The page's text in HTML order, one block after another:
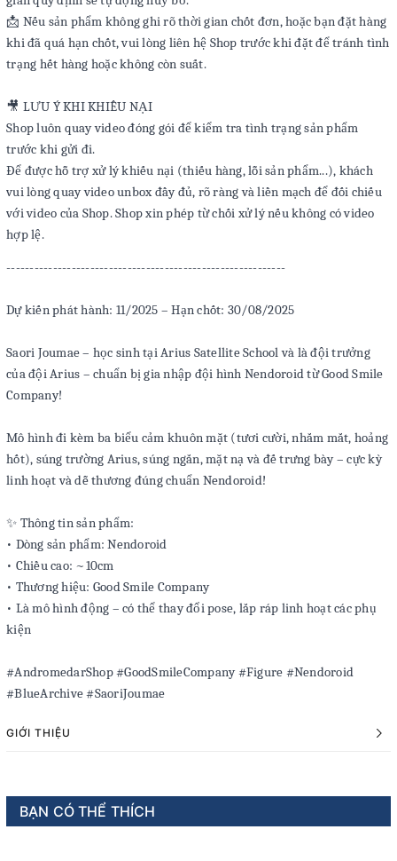
📩 Nếu sản phẩm không ghi rõ thời gian chốt đơn, hoặc bạn đặt hàng
khi đã quá hạn chốt, vui lòng liên hệ Shop trước khi đặt để tránh tình
trạng hết hàng hoặc không còn suất.
🎥 LƯU Ý KHI KHIẾU NẠI
Shop luôn quay video đóng gói để kiểm tra tình trạng sản phẩm
trước khi gửi đi.
Để được hỗ trợ xử lý khiếu nại (thiếu hàng, lỗi sản phẩm...), khách
vui lòng quay video unbox đầy đủ, rõ ràng và liền mạch để đối chiếu
với video của Shop. Shop xin phép từ chối xử lý nếu không có video
hợp lệ.
------------------------------------------------------------
Dự kiến phát hành: 11/2025 – Hạn chốt: 30/08/2025
Saori Joumae – học sinh tại Arius Satellite School và là đội trưởng
của đội Arius – chuẩn bị gia nhập đội hình Nendoroid từ Good Smile
Company!
Mô hình đi kèm ba biểu cảm khuôn mặt (tươi cười, nhắm mắt, hoảng
hốt), súng trường Arius, súng ngắn, mặt nạ và đế trưng bày – cực kỳ
linh hoạt và dễ thương đúng chuẩn Nendoroid!
✨ Thông tin sản phẩm:
• Dòng sản phẩm: Nendoroid
• Chiều cao: ~10cm
• Thương hiệu: Good Smile Company
• Là mô hình động – có thể thay đổi pose, lắp ráp linh hoạt các phụ
kiện
#AndromedarShop #GoodSmileCompany #Figure #Nendoroid
#BlueArchive #SaoriJoumae
GIỚI THIỆU
BẠN CÓ THỂ THÍCH